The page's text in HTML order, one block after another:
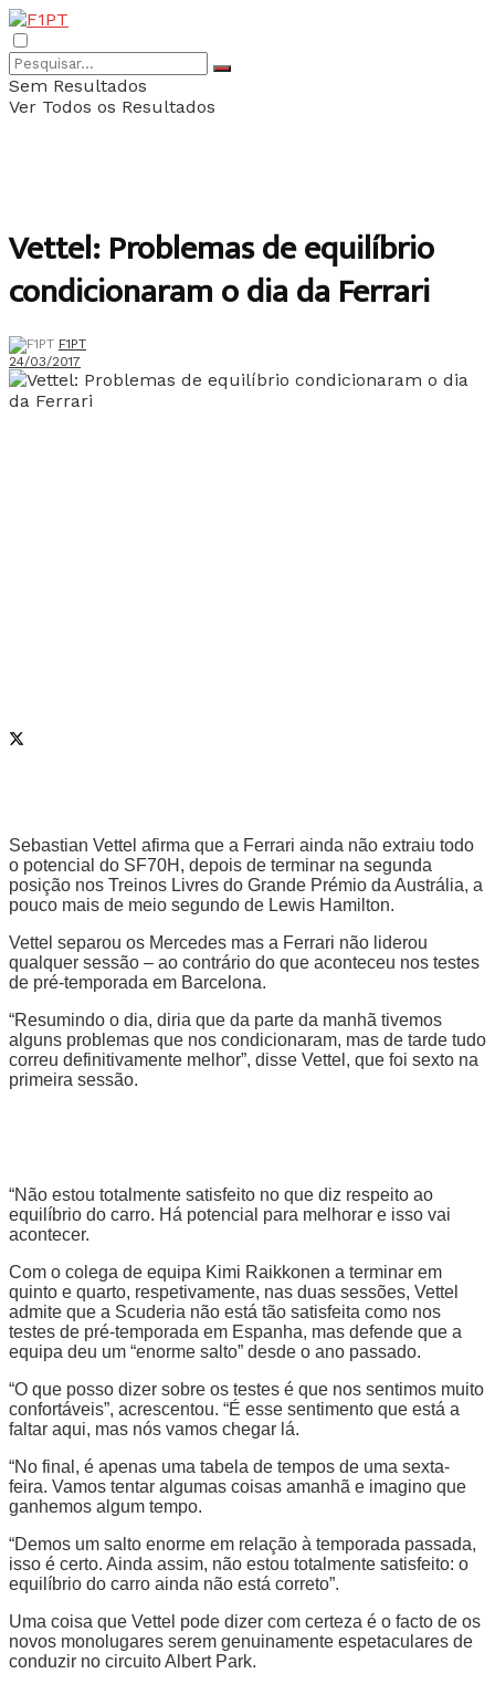
Sem Resultados
Ver Todos os Resultados
Vettel: Problemas de equilíbrio
condicionaram o dia da Ferrari
F1PT
24/03/2017
Sebastian Vettel afirma que a Ferrari ainda não extraiu todo
o potencial do SF70H, depois de terminar na segunda
posição nos Treinos Livres do Grande Prémio da Austrália, a
pouco mais de meio segundo de Lewis Hamilton.
Vettel separou os Mercedes mas a Ferrari não liderou
qualquer sessão – ao contrário do que aconteceu nos testes
de pré-temporada em Barcelona.
“Resumindo o dia, diria que da parte da manhã tivemos
alguns problemas que nos condicionaram, mas de tarde tudo
correu definitivamente melhor”, disse Vettel, que foi sexto na
primeira sessão.
“Não estou totalmente satisfeito no que diz respeito ao
equilíbrio do carro. Há potencial para melhorar e isso vai
acontecer.
Com o colega de equipa Kimi Raikkonen a terminar em
quinto e quarto, respetivamente, nas duas sessões, Vettel
admite que a Scuderia não está tão satisfeita como nos
testes de pré-temporada em Espanha, mas defende que a
equipa deu um “enorme salto” desde o ano passado.
“O que posso dizer sobre os testes é que nos sentimos muito
confortáveis”, acrescentou. “É esse sentimento que está a
faltar aqui, mas nós vamos chegar lá.
“No final, é apenas uma tabela de tempos de uma sexta-
feira. Vamos tentar algumas coisas amanhã e imagino que
ganhemos algum tempo.
“Demos um salto enorme em relação à temporada passada,
isso é certo. Ainda assim, não estou totalmente satisfeito: o
equilíbrio do carro ainda não está correto”.
Uma coisa que Vettel pode dizer com certeza é o facto de os
novos monolugares serem genuinamente espetaculares de
conduzir no circuito Albert Park.